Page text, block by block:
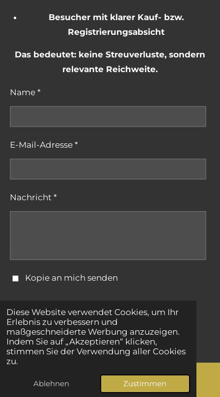
Diese Website verwendet Cookies, um Ihr
Erlebnis zu verbessern und
maßgeschneiderte Werbung anzuzeigen.
Indem Sie auf „Akzeptieren“ klicken,
stimmen Sie der Verwendung aller Cookies
zu.
Ablehnen Zustimmen
Besucher mit klarer Kauf- bzw.
Registrierungsabsicht
Das bedeutet: keine Streuverluste, sondern
relevante Reichweite.
Name *
E-Mail-Adresse *
Nachricht *
Kopie an mich senden
Formular absenden
© 2025 - 2026 bestepartnersuche.net